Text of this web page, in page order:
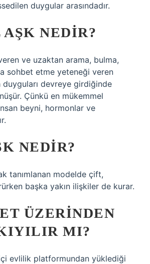
duygular arasındadır.
NEDIR?
ve uzaktan arama, bulma,
sohbet etme yeteneği veren
devreye girdiğinde
Çünkü en mükemmel
beyni, hormonlar ve
NEDIR?
tanımlanan modelde çift,
başka yakın ilişkiler de kurar.
ÜZERINDEN
MI?
evlilik platformundan yüklediği